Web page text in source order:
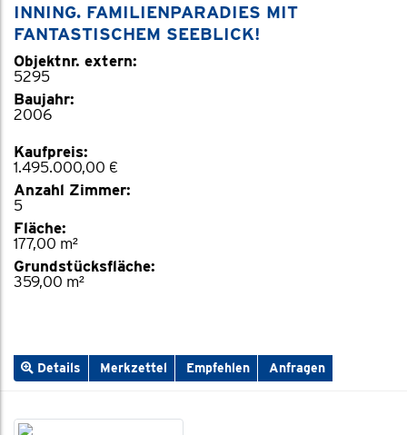
INNING. FAMILIENPARADIES MIT
FANTASTISCHEM SEEBLICK!
Objektnr. extern:
5295
Baujahr:
2006
Kaufpreis:
1.495.000,00 €
Anzahl Zimmer:
5
Fläche:
177,00 m²
Grundstücksfläche:
359,00 m²
Details Merkzettel Empfehlen Anfragen